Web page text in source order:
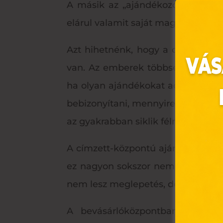
A másik az „ajándékozó-
elárul valamit saját magáról.
Azt hihetnénk, hogy a címzett-
van. Az emberek többsége az
ha olyan ajándékokat adunk,
bebizonyítani, mennyire
az gyakrabban siklik félre.
A címzett-központú
ez nagyon sokszor nem sikerül.
nem lesz meglepetés, de
A bevásárlóközpontban